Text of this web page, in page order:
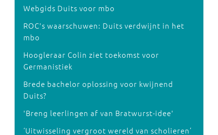
Webgids Duits voor mbo
ROC's waarschuwen: Duits verdwijnt in het
mbo
Hoogleraar Colin ziet toekomst voor
Germanistiek
Brede bachelor oplossing voor kwijnend
Duits?
'Breng leerlingen af van Bratwurst-idee'
‘Uitwisseling vergroot wereld van scholieren’